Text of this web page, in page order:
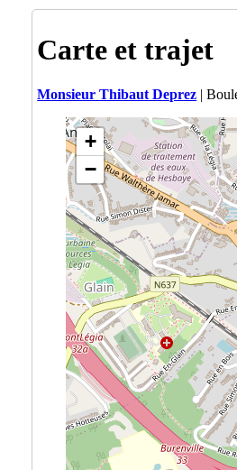
Carte et trajet
Monsieur Thibaut Deprez |
+
−